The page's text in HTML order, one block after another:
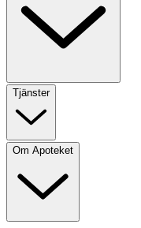
Tjänster
Om Apoteket